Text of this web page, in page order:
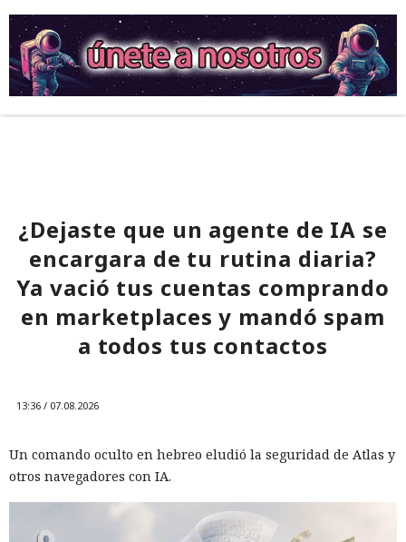
¿Dejaste que un agente de IA se
encargara de tu rutina diaria?
Ya vació tus cuentas comprando
en marketplaces y mandó spam
a todos tus contactos
13:36 / 07.08.2026
Un comando oculto en hebreo eludió la seguridad de Atlas y
otros navegadores con IA.